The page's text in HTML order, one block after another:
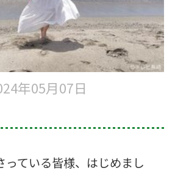
年05月07日
ている皆様、はじめまし